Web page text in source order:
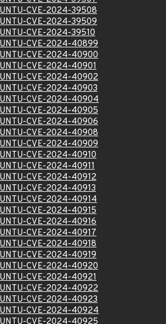
CVE-2024-39508
CVE-2024-39509
CVE-2024-39510
CVE-2024-40899
CVE-2024-40900
CVE-2024-40901
CVE-2024-40902
CVE-2024-40903
CVE-2024-40904
CVE-2024-40905
CVE-2024-40906
CVE-2024-40908
CVE-2024-40909
CVE-2024-40910
CVE-2024-40911
CVE-2024-40912
CVE-2024-40913
CVE-2024-40914
CVE-2024-40915
CVE-2024-40916
CVE-2024-40917
CVE-2024-40918
CVE-2024-40919
CVE-2024-40920
CVE-2024-40921
CVE-2024-40922
CVE-2024-40923
CVE-2024-40924